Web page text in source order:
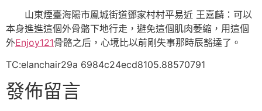
山東煙臺海陽市鳳城街道鄧家村村平易近 王嘉麟：可以
本身進進這個外骨骼下地行走，避免這個肌肉萎縮，用這個
外Enjoy121骨骼之后，心境比以前剛失事那時辰豁達了。
TC:elanchair29a 6984c24ecd8105.88570791
發佈留言